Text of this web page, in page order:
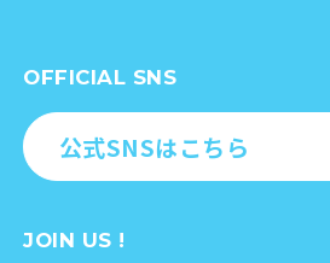
OFFICIAL SNS
公式SNSはこちら
JOIN US !